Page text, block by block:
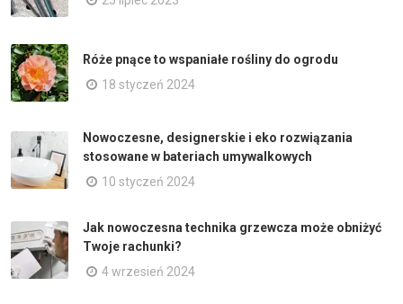
Róże pnące to wspaniałe rośliny do ogrodu
18 styczeń 2024
Nowoczesne, designerskie i eko rozwiązania
stosowane w bateriach umywalkowych
10 styczeń 2024
Jak nowoczesna technika grzewcza może obniżyć
Twoje rachunki?
4 wrzesień 2024